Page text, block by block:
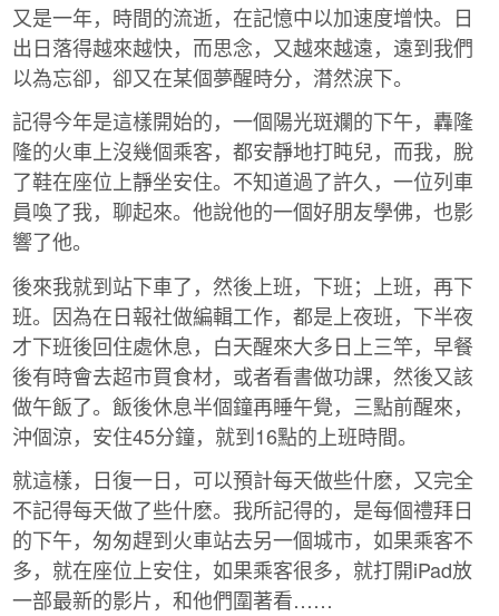
又是一年，時間的流逝，在記憶中以加速度增快。日
出日落得越來越快，而思念，又越來越遠，遠到我們
以為忘卻，卻又在某個夢醒時分，潸然淚下。
記得今年是這樣開始的，一個陽光斑斕的下午，轟隆
隆的火車上沒幾個乘客，都安靜地打盹兒，而我，脫
了鞋在座位上靜坐安住。不知道過了許久，一位列車
員喚了我，聊起來。他說他的一個好朋友學佛，也影
響了他。
後來我就到站下車了，然後上班，下班；上班，再下
班。因為在日報社做編輯工作，都是上夜班，下半夜
才下班後回住處休息，白天醒來大多日上三竿，早餐
後有時會去超市買食材，或者看書做功課，然後又該
做午飯了。飯後休息半個鐘再睡午覺，三點前醒來，
沖個涼，安住45分鐘，就到16點的上班時間。
就這樣，日復一日，可以預計每天做些什麽，又完全
不記得每天做了些什麽。我所記得的，是每個禮拜日
的下午，匆匆趕到火車站去另一個城市，如果乘客不
多，就在座位上安住，如果乘客很多，就打開iPad放
一部最新的影片，和他們圍著看……